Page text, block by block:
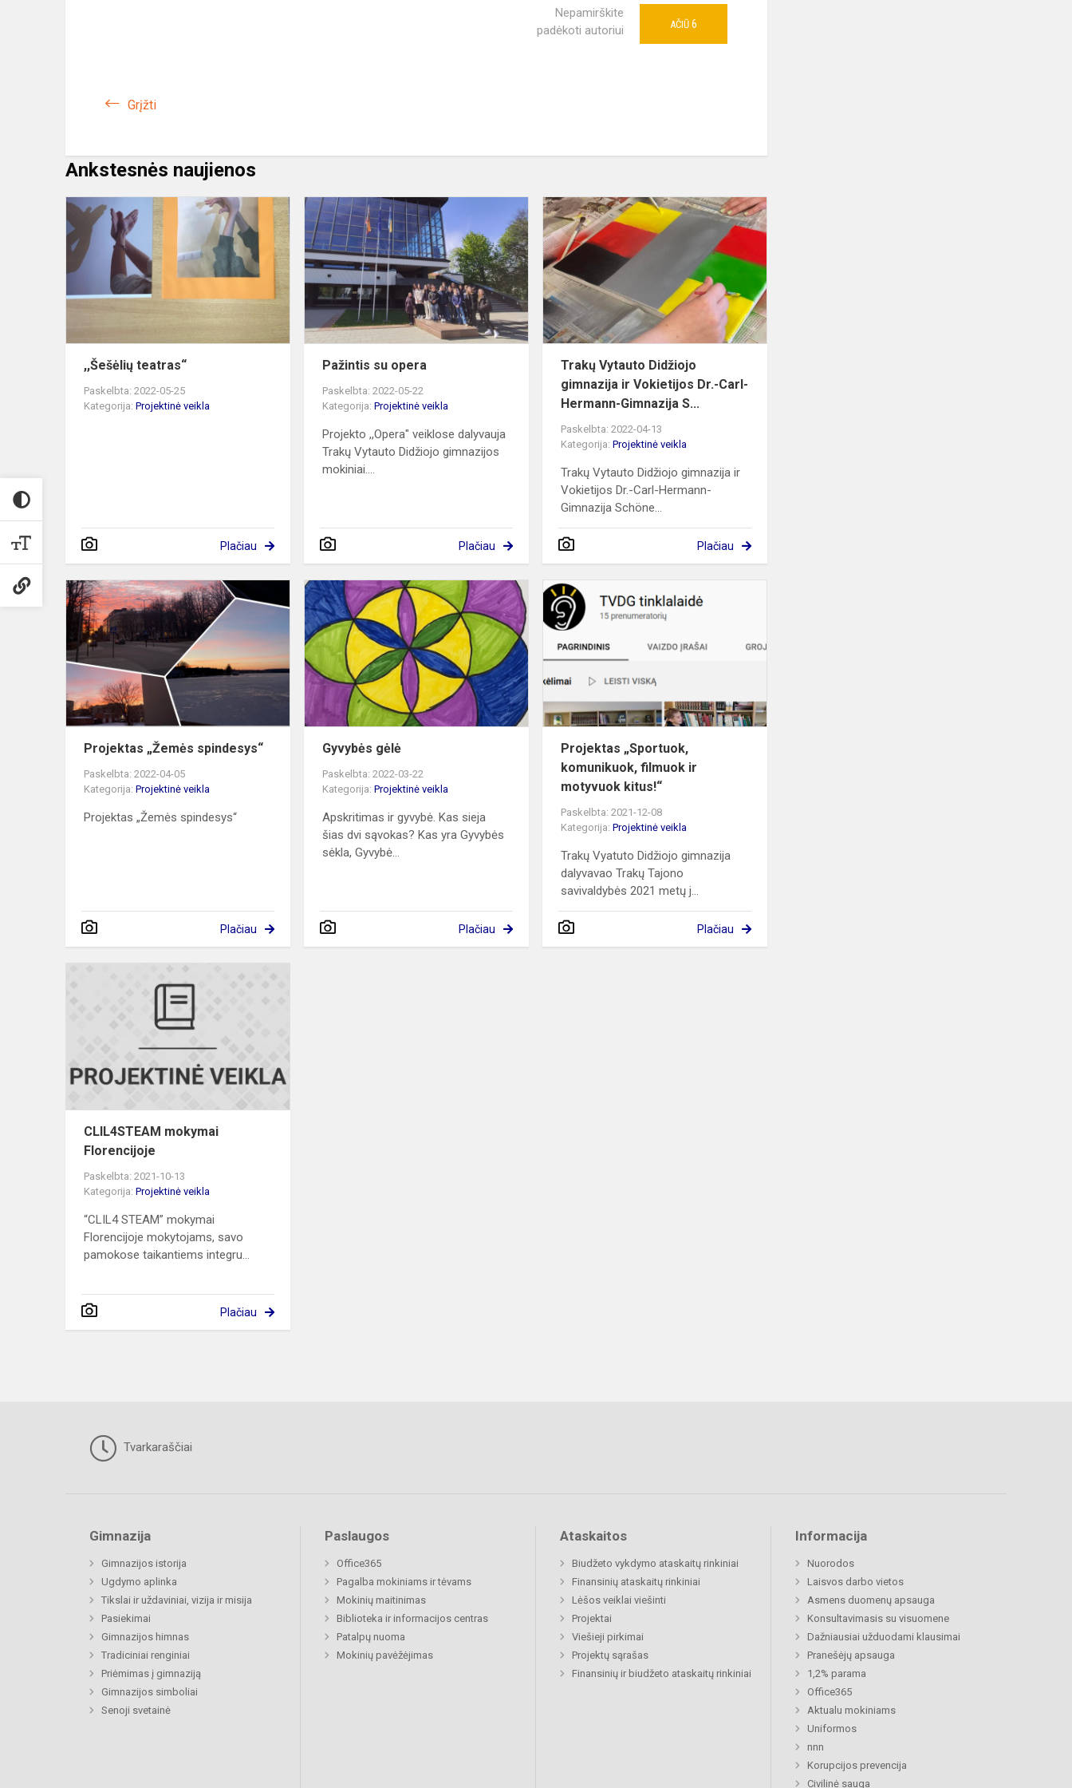
Nepamirškite
padėkoti autoriui
AČIŪ 6
Grįžti
Ankstesnės naujienos
,,Šešėlių
teatras“
,,Šešėlių teatras“
Paskelbta: 2022-05-25
Kategorija: Projektinė veikla
Plačiau
Pažintis
su
opera
Pažintis su opera
Paskelbta: 2022-05-22
Kategorija:Projektinė veikla
Projekto ,,Opera" veiklose dalyvauja
Trakų Vytauto Didžiojo gimnazijos
mokiniai....
Plačiau
Trakų
Vytauto
gimnazija
ir
Vokietijos
Dr.-
Trakų Vytauto Didžiojo
gimnazija ir Vokietijos Dr.-Carl-
Hermann-Gimnazija S...
Paskelbta: 2022-04-13
Kategorija:Projektinė veikla
Trakų Vytauto Didžiojo gimnazija ir
Vokietijos Dr.-Carl-Hermann-
Gimnazija Schöne...
Plačiau
Projektas
„Žemės
spindesys“
Projektas „Žemės spindesys“
Paskelbta: 2022-04-05
Kategorija: Projektinė veikla
Projektas „Žemės spindesys“
Plačiau
Gyvybės
gėlė
Gyvybės gėlė
Paskelbta: 2022-03-22
Kategorija:Projektinė veikla
Apskritimas ir gyvybė. Kas sieja
šias dvi sąvokas? Kas yra Gyvybės
sėkla, Gyvybė...
Plačiau
filmuok
kitus!...
Projektas „Sportuok,
komunikuok, filmuok ir
motyvuok kitus!“
Paskelbta: 2021-12-08
Kategorija:Projektinė veikla
Trakų Vyatuto Didžiojo gimnazija
dalyvavao Trakų Tajono
savivaldybės 2021 metų j...
Plačiau
CLIL4STEAM mokymai
Florencijoje
Paskelbta: 2021-10-13
Kategorija: Projektinė veikla
“CLIL4 STEAM” mokymai
Florencijoje mokytojams, savo
pamokose taikantiems integru...
Plačiau
Tvarkaraščiai
Gimnazija
Gimnazijos istorija
Ugdymo aplinka
Tikslai ir uždaviniai, vizija ir misija
Pasiekimai
Gimnazijos himnas
Tradiciniai renginiai
Priėmimas į gimnaziją
Gimnazijos simboliai
Senoji svetainė
Paslaugos
Office365
Pagalba mokiniams ir tėvams
Mokinių maitinimas
Biblioteka ir informacijos centras
Patalpų nuoma
Mokinių pavėžėjimas
Ataskaitos
Biudžeto vykdymo ataskaitų rinkiniai
Finansinių ataskaitų rinkiniai
Lėšos veiklai viešinti
Projektai
Viešieji pirkimai
Projektų sąrašas
Finansinių ir biudžeto ataskaitų rinkiniai
Informacija
Nuorodos
Laisvos darbo vietos
Asmens duomenų apsauga
Konsultavimasis su visuomene
Dažniausiai užduodami klausimai
Pranešėjų apsauga
1,2% parama
Office365
Aktualu mokiniams
Uniformos
nnn
Korupcijos prevencija
Civilinė sauga